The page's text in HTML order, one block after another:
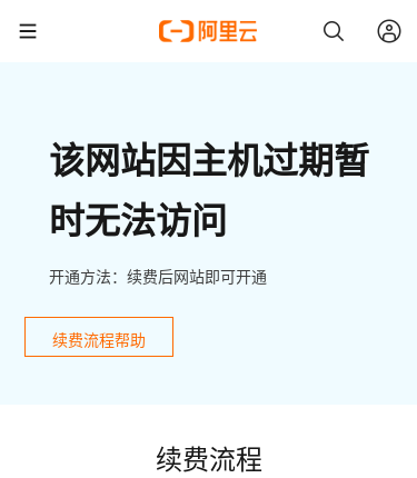
该网站因主机过期暂
时无法访问
开通方法：续费后网站即可开通
续费流程帮助
续费流程